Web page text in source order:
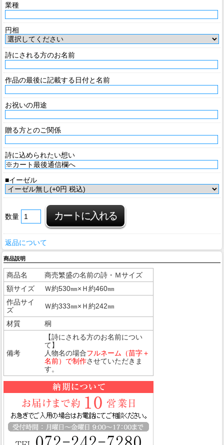
業種
円相
詩にされる方のお名前
作品の最後に記載する日付と名前
お祝いの用途
贈る方とのご関係
詩に込められたい想い
■イーゼル
数量
返品について
商品説明
商品名
商売繁盛の名前の詩・Ｍサイズ
額サイズ
Ｗ約530㎜×Ｈ約460㎜
作品サイ
ズ
Ｗ約333㎜×Ｈ約242㎜
材質 桐
備考
【詩にされる方のお名前につい
て】
人物名の場合フルネーム（苗字＋
名前）で制作させていただきま
す。